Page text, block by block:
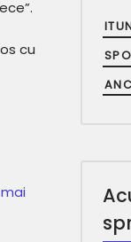
cu